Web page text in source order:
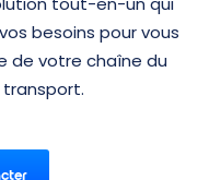
besoins pour vous
de votre chaîne du